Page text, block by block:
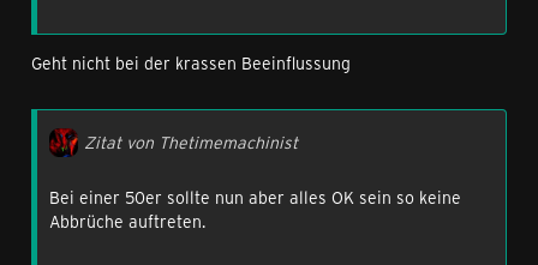
Geht nicht bei der krassen Beeinflussung
Zitat von Thetimemachinist
Bei einer 50er sollte nun aber alles OK sein so keine
Abbrüche auftreten.